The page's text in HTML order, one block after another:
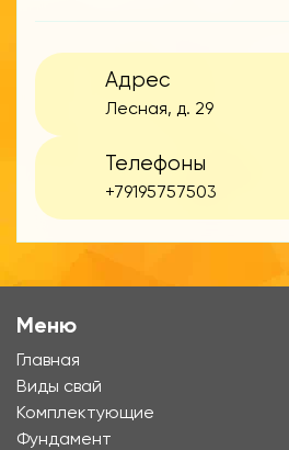
Адрес
Лесная, д. 29
Телефоны
+79195757503
Меню
Главная
Виды свай
Комплектующие
Фундамент